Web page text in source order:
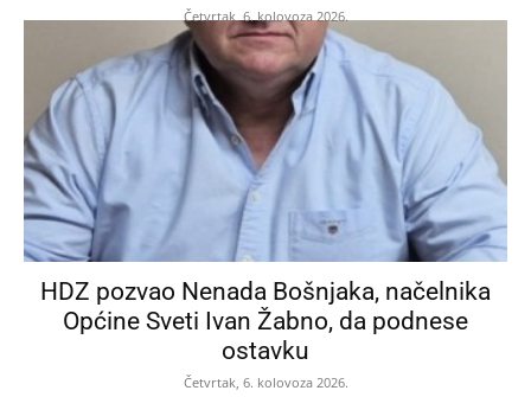
Četvrtak, 6. kolovoza 2026.
HDZ pozvao Nenada Bošnjaka, načelnika
Općine Sveti Ivan Žabno, da podnese
ostavku
Četvrtak, 6. kolovoza 2026.